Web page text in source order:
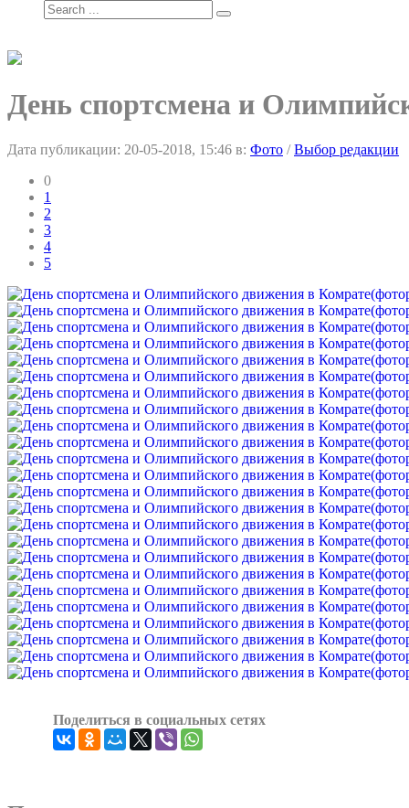
День спортсмена и
Дата публикации: 20-05-2018, 15:46 в: Фото /Выбор редакции
0
1
2
3
4
5
Поделиться в социальных сетях